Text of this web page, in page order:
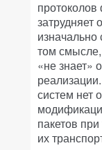
протоколов
затрудняет
том смысле,
«не знает»
систем нет
пакетов
их